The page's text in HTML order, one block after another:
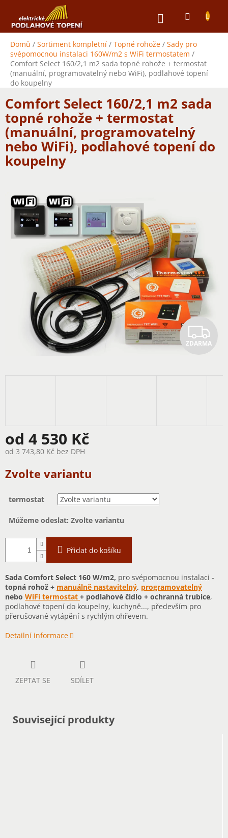
obsah
NÁKUPNÍ
Domů / Sortiment kompletní / Topné rohože / Sady pro
svépomocnou instalaci 160W/m2 s WiFi termostatem /
Comfort Select 160/2,1 m2 sada topné rohože + termostat
(manuální, programovatelný nebo WiFi), podlahové topení
do koupelny
Comfort Select 160/2,1 m2 sada
topné rohože + termostat
(manuální, programovatelný
nebo WiFi), podlahové topení do
koupelny
Z
ZDARMA
od 4 530 Kč
od 3 743,80 Kč bez DPH
cena:
Zvolte variantu
termostat
Můžeme odeslat: Zvolte variantu
Přidat do košíku
Sada Comfort Select 160 W/m2, pro svépomocnou instalaci -
topná rohož + manuálně nastavitelný, programovatelný
nebo WiFi termostat + podlahové čidlo + ochranná trubice,
podlahové topení do koupelny, kuchyně..., především pro
přerušované vytápění s rychlým ohřevem.
Detailní informace
ZEPTAT SE SDÍLET
Související produkty